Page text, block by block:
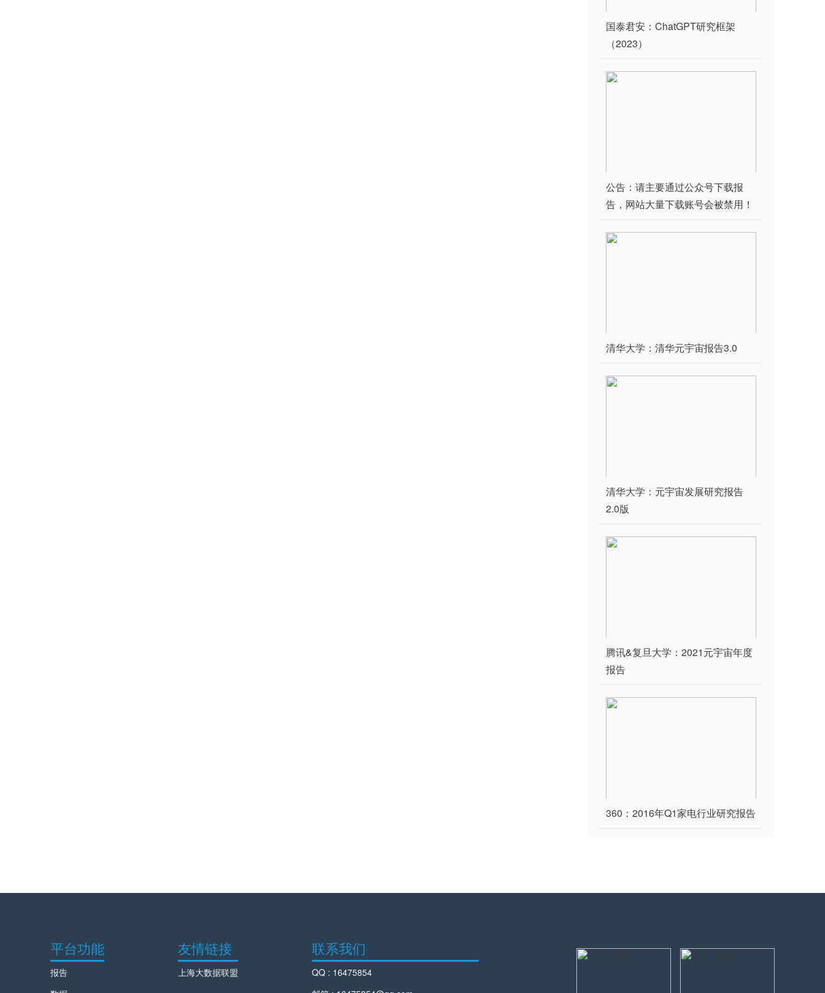
国泰君安：ChatGPT研究框架
（2023）
公告：请主要通过公众号下载报
告，网站大量下载账号会被禁用！
清华大学：清华元宇宙报告3.0
清华大学：元宇宙发展研究报告
2.0版
腾讯&复旦大学：2021元宇宙年度
报告
360：2016年Q1家电行业研究报告
平台功能
报告
友情链接
上海大数据联盟
联系我们
QQ : 16475854